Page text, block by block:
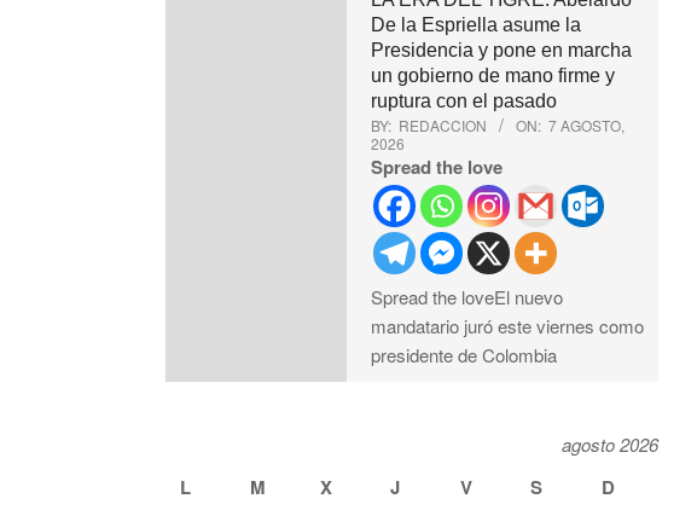
De la Espriella asume la
Presidencia y pone en marcha
un gobierno de mano firme y
ruptura con el pasado
BY: REDACCION ON: 7 AGOSTO,
2026
Spread the love
Spread the loveEl nuevo
mandatario juró este viernes como
presidente de Colombia
agosto 2026
L M X J V S D